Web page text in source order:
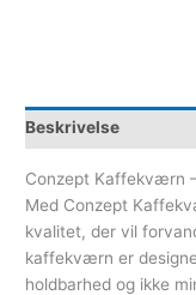
Beskrivelse
Conzept Kaffekværn
Med Conzept
kvalitet, der vil
kaffekværn er
holdbarhed og ikke